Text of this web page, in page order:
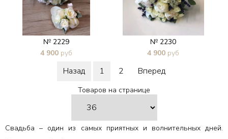
№ 2229
4 900 руб
В 1 клик
№ 2230
4 900 руб
В 1 клик
Назад 1 2 Вперед
Товаров на странице
Свадьба – один из самых приятных и волнительных дней.